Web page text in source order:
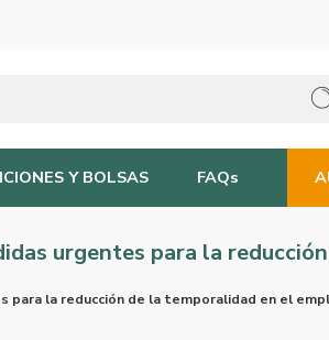
Y BOLSAS FAQs
urgentes para la
para la reducción de la temporalidad en el